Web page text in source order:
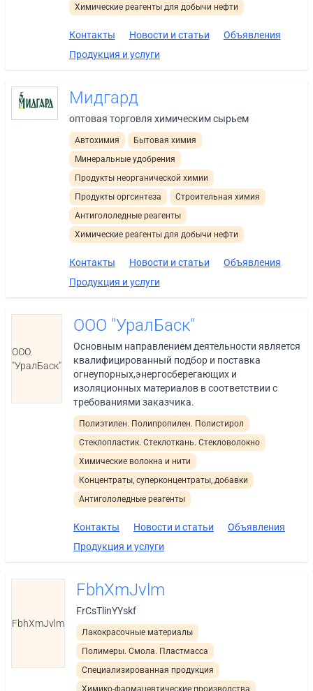
Химические реагенты для добычи нефти
Контакты Новости и статьи
Объявления
Продукция и услуги
Мидгард
оптовая торговля химическим сырьем
Автохимия
Бытовая химия
Минеральные удобрения
Продукты неорганической химии
Продукты оргсинтеза
Строительная химия
Антигололедные реагенты
Химические реагенты для добычи нефти
Контакты Новости и статьи
Объявления
Продукция и услуги
ООО
"УралБаск"
ООО "УралБаск"
Основным направлением деятельности является
квалифицированный подбор и поставка
огнеупорных,энергосберегающих и
изоляционных материалов в соответствии с
требованиями заказчика.
Полиэтилен. Полипропилен. Полистирол
Стеклопластик. Стеклоткань. Стекловолокно
Химические волокна и нити
Концентраты, суперконцентраты, добавки
Антигололедные реагенты
Контакты Новости и статьи
Объявления
Продукция и услуги
FbhXmJvlm
FbhXmJvlm
FrCsTlinYYskf
Лакокрасочные материалы
Полимеры. Смола. Пластмасса
Специализированная продукция
Химико-фармацевтические производства